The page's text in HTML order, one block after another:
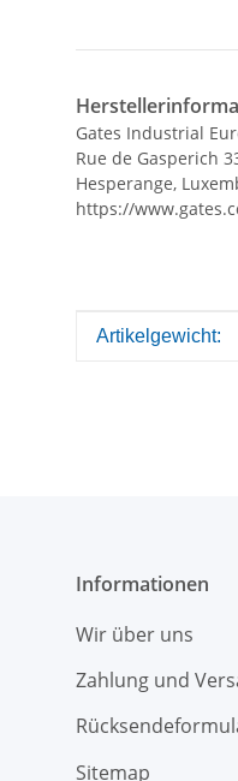
Gates Industrial
Rue de Gasperich
Hesperange,
https://
Wert
Artikelgewicht:
Informationen
Wir über uns
Zahlung und
Sitemap